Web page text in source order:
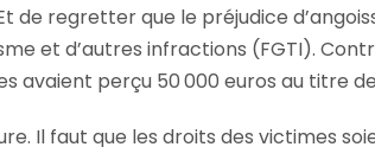
de regretter que le préjudice
et d’autres infractions (FGTI).
avaient perçu 50 000 euros au titre
Il faut que les droits des victimes